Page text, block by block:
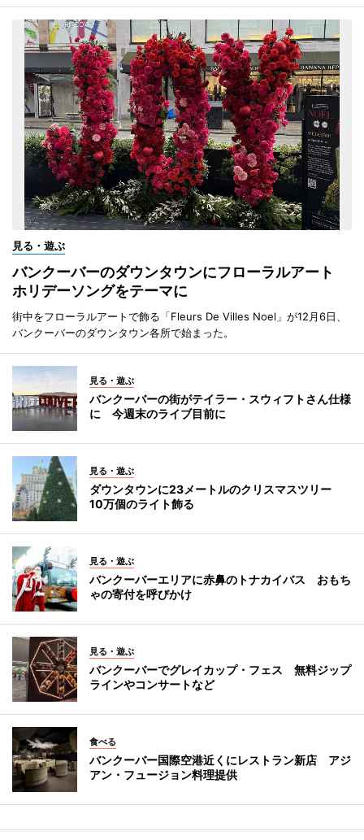
見る・遊ぶ
バンクーバーのダウンタウンにフローラルアート
ホリデーソングをテーマに
街中をフローラルアートで飾る「Fleurs De Villes Noel」が12月6日、
バンクーバーのダウンタウン各所で始まった。
見る・遊ぶ
バンクーバーの街がテイラー・スウィフトさん仕様
に 今週末のライブ目前に
見る・遊ぶ
ダウンタウンに23メートルのクリスマスツリー
10万個のライト飾る
見る・遊ぶ
バンクーバーエリアに赤鼻のトナカイバス おもち
ゃの寄付を呼びかけ
見る・遊ぶ
バンクーバーでグレイカップ・フェス 無料ジップ
ラインやコンサートなど
食べる
バンクーバー国際空港近くにレストラン新店 アジ
アン・フュージョン料理提供